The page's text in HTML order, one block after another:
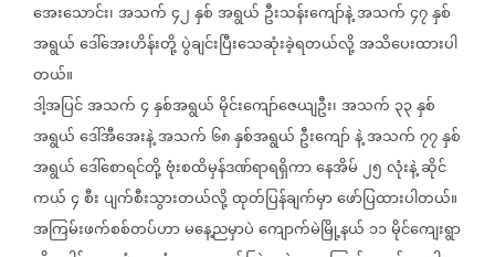
အေးသောင်း၊အသက်၄၂နှစ်အရွယ် ဦးသန်းကျော်နဲ့အသက်၄၇နှစ်
အရွယ်ဒေါ်အေးဟိန်းတို့ပွဲချင်းပြီးသေဆုံးခဲ့ရတယ်လို့အသိပေးထားပါ
တယ်။
ဒါ့အပြင်အသက်၄နှစ်အရွယ်မိုင်းကျော်ဇေယျဦး၊အသက် ၃၃နှစ်
အရွယ်ဒေါ်အီအေးနဲ့အသက် ၆၈နှစ်အရွယ် ဦးကျော်နဲ့အသက်၇၇နှစ်
အရွယ်ဒေါ်စောရင်တို့ဗုံးစထိမှန်ဒဏ်ရာရရှိကာနေအိမ်၂၅လုံးနဲ့ဆိုင်
ကယ်၄စီးပျက်စီးသွားတယ်လို့ထုတ်ပြန်ချက်မှာဖော်ပြထားပါတယ်။
အကြမ်းဖက်စစ်တပ်ဟာမနေ့ညမှာပဲကျောက်မဲမြို့နယ် ၁၁မိုင်ကျေးရွာ